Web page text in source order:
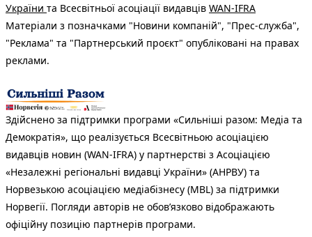
України та Всесвітньої асоціації видавців WAN-IFRA
Матеріали з позначками "Новини компаній", "Прес-служба",
"Реклама" та "Партнерський проєкт" опубліковані на правах
реклами.
Здійснено за підтримки програми «Сильніші разом: Медіа та
Демократія», що реалізується Всесвітньою асоціацією
видавців новин (WAN-IFRA) у партнерстві з Асоціацією
«Незалежні регіональні видавці України» (АНРВУ) та
Норвезькою асоціацією медіабізнесу (MBL) за підтримки
Норвегії. Погляди авторів не обов’язково відображають
офіційну позицію партнерів програми.